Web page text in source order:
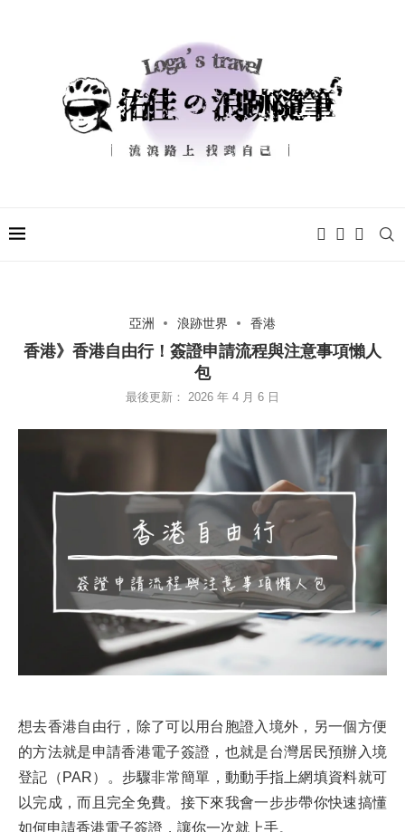
亞洲 浪跡世界 香港
香港》香港自由行！簽證申請流程與注意事項懶人
包
最後更新： 2026 年 4 月 6 日
想去香港自由行，除了可以用台胞證入境外，另一個方便
的方法就是申請香港電子簽證，也就是台灣居民預辦入境
登記（PAR）。步驟非常簡單，動動手指上網填資料就可
以完成，而且完全免費。接下來我會一步步帶你快速搞懂
如何申請香港電子簽證，讓你一次就上手。